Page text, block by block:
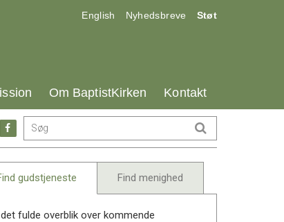
17.0:
English 18.0:
Nyhedsbreve 19.0:
Støt
26.0:
Om BaptistKirken 27.0:
Kontakt
Gå
til:
Facebook
gudstjeneste Find menighed
fulde overblik over kommende